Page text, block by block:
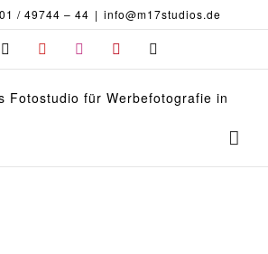
/ 49744 – 44 | info@m17studios.de
YouTubeInstagramPinterest